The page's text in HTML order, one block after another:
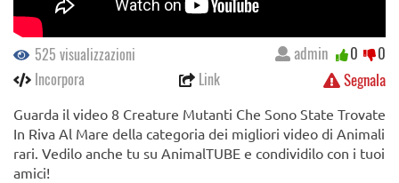
525 visualizzazioni
Incorpora
Link Segnala
admin 0 0
Guarda il video 8 Creature Mutanti Che Sono State Trovate
In Riva Al Mare della categoria dei migliori video di Animali
rari. Vedilo anche tu su AnimalTUBE e condividilo con i tuoi
amici!